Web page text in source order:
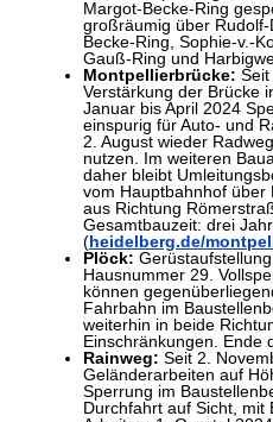
Margot-Becke-Ring
großräumig über
Becke-Ring, Sophie-v.-
Gauß-Ring und
Montpellierbrücke:
Verstärkung der Brücke
Januar bis April 2024
einspurig für Auto- und
2. August wieder
nutzen. Im weiteren
daher bleibt
vom Hauptbahnhof über
aus Richtung
Gesamtbauzeit: drei
(heidelberg.de/
Plöck:
Hausnummer 29.
können
Fahrbahn im
weiterhin in beide
Einschränkungen. Ende
Rainweg: Seit 2.
Geländerarbeiten auf
Sperrung im
Durchfahrt auf Sicht, mit